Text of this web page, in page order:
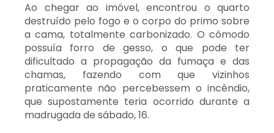
Ao chegar ao imóvel, encontrou o quarto
destruído pelo fogo e o corpo do primo sobre
a cama, totalmente carbonizado. O cômodo
possuía forro de gesso, o que pode ter
dificultado a propagação da fumaça e das
chamas, fazendo com que vizinhos
praticamente não percebessem o incêndio,
que supostamente teria ocorrido durante a
madrugada de sábado, 16.